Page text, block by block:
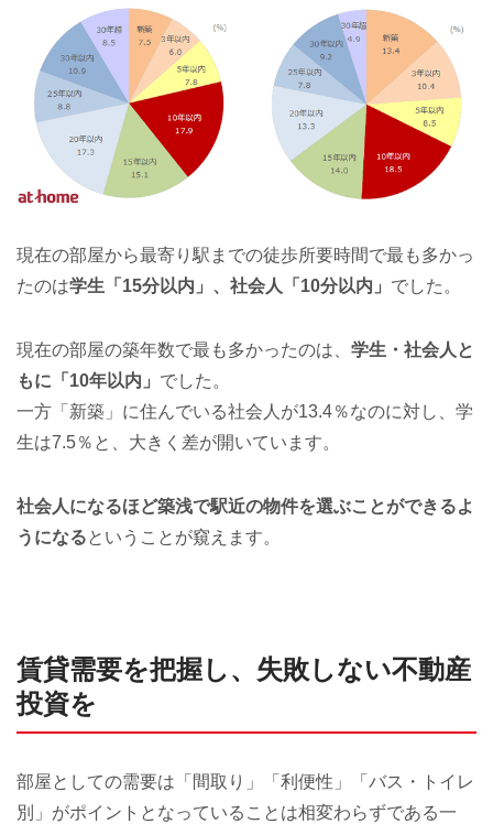
現在の部屋から最寄り駅までの徒歩所要時間で最も多かっ
たのは学生「15分以内」、社会人「10分以内」 でした。
現在の部屋の築年数で最も多かったのは、 学生・社会人と
もに「10年以内」 でした。
一方「新築」に住んでいる社会人が13.4％なのに対し、学
生は7.5％と、大きく差が開いています。
社会人になるほど築浅で駅近の物件を選ぶことができるよ
うになるということが窺えます。
賃貸需要を把握し、失敗しない不動産
投資を
部屋としての需要は「間取り」「利便性」「バス・トイレ
別」がポイントとなっていることは相変わらずである一